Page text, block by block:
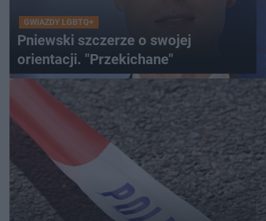
GWIAZDY LGBTQ+
Pniewski szczerze o swojej
orientacji. "Przekichane"